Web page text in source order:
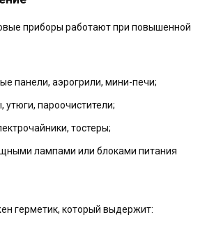
приборы работают при повышенной
панели, аэрогрили, мини-печи;
утюги, пароочистители;
тостеры;
лампами или блоками питания
герметик, который выдержит: